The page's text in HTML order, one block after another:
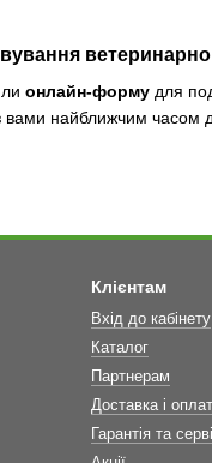
онлайн-форму для
вами найближчим часом
Клієнтам
Вхід до кабінету
Каталог
Партнерам
Доставка і
Гарантія та